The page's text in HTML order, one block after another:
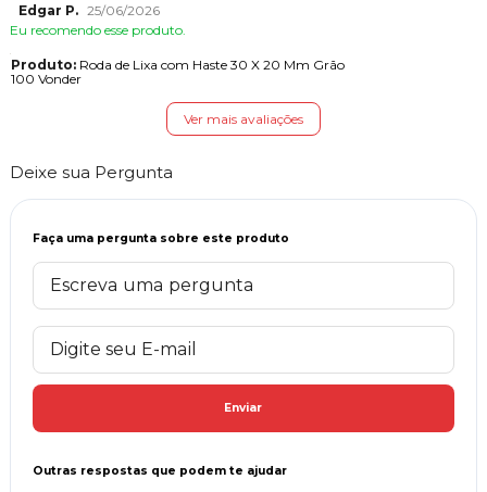
Edgar P. 25/06/2026
Eu recomendo esse produto.
Produto:Roda de Lixa com Haste 30 X 20 Mm Grão
100 Vonder
Ver mais avaliações
Deixe sua Pergunta
Faça uma pergunta sobre este produto
Enviar
Outras respostas que podem te ajudar